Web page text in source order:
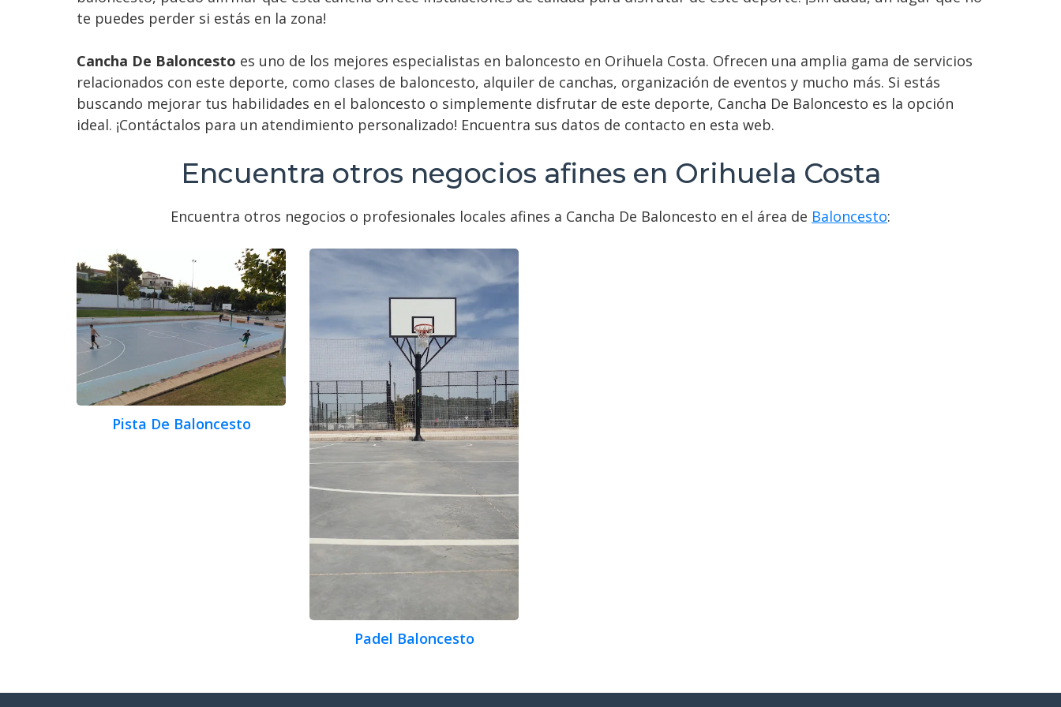
te puedes perder si estás en la zona!
Cancha De Baloncesto es uno de los mejores especialistas en baloncesto en Orihuela Costa. Ofrecen una amplia gama de servicios
relacionados con este deporte, como clases de baloncesto, alquiler de canchas, organización de eventos y mucho más. Si estás
buscando mejorar tus habilidades en el baloncesto o simplemente disfrutar de este deporte, Cancha De Baloncesto es la opción
ideal. ¡Contáctalos para un atendimiento personalizado! Encuentra sus datos de contacto en esta web.
Encuentra otros negocios afines en Orihuela Costa
Encuentra otros negocios o profesionales locales afines a Cancha De Baloncesto en el área de Baloncesto:
Pista De Baloncesto
Padel Baloncesto